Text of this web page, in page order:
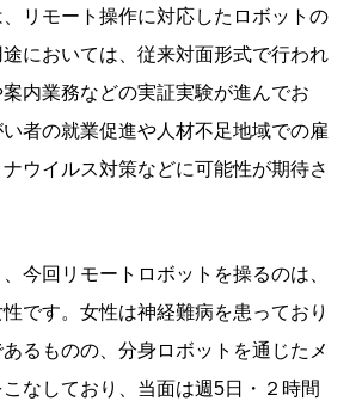
リモート操作に対応したロボットの
においては、従来対面形式で行われ
内業務などの実証実験が進んでお
者の就業促進や人材不足地域での雇
ウイルス対策などに可能性が期待さ
今回リモートロボットを操るのは、
です。女性は神経難病を患っており
るものの、分身ロボットを通じたメ
なしており、当面は週5日・２時間